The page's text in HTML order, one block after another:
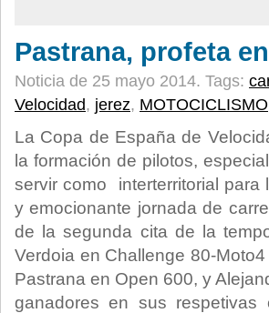
Pastrana, profeta
Noticia de 25 mayo 2014. Tags:
Velocidad, jerez, MOTOCICLISMO
La Copa de España de
la formación de pilotos,
servir como interterritorial para
y emocionante jornada de
de la segunda cita de la
Verdoia en Challenge 80-
Pastrana en Open 600, y
ganadores en sus